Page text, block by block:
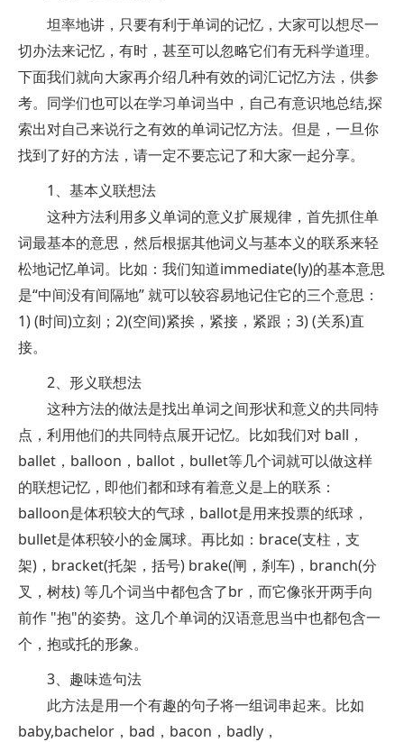
坦率地讲，只要有利于单词的记忆，大家可以想尽一
切办法来记忆，有时，甚至可以忽略它们有无科学道理。
下面我们就向大家再介绍几种有效的词汇记忆方法，供参
考。同学们也可以在学习单词当中，自己有意识地总结,探
索出对自己来说行之有效的单词记忆方法。但是，一旦你
找到了好的方法，请一定不要忘记了和大家一起分享。
1、基本义联想法
这种方法利用多义单词的意义扩展规律，首先抓住单
词最基本的意思，然后根据其他词义与基本义的联系来轻
松地记忆单词。比如：我们知道immediate(ly)的基本意思
是“中间没有间隔地” 就可以较容易地记住它的三个意思：
1) (时间)立刻；2)(空间)紧挨，紧接，紧跟；3) (关系)直
接。
2、形义联想法
这种方法的做法是找出单词之间形状和意义的共同特
点，利用他们的共同特点展开记忆。比如我们对 ball，
ballet，balloon，ballot，bullet等几个词就可以做这样
的联想记忆，即他们都和球有着意义是上的联系：
balloon是体积较大的气球，ballot是用来投票的纸球，
bullet是体积较小的金属球。再比如：brace(支柱，支
架)，bracket(托架，括号) brake(闸，刹车)，branch(分
叉，树枝) 等几个词当中都包含了br，而它像张开两手向
前作 "抱"的姿势。这几个单词的汉语意思当中也都包含一
个，抱或托的形象。
3、趣味造句法
此方法是用一个有趣的句子将一组词串起来。比如
baby,bachelor，bad，bacon，badly，